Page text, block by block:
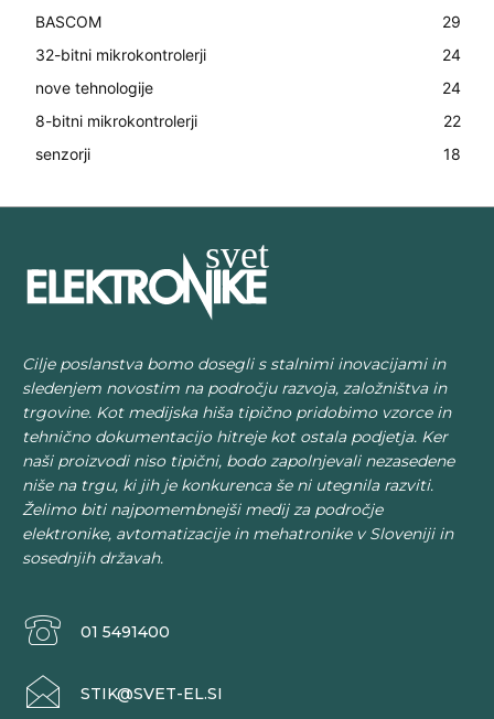
BASCOM
29
32-bitni mikrokontrolerji
24
nove tehnologije
24
8-bitni mikrokontrolerji
22
senzorji
18
Cilje poslanstva bomo dosegli s stalnimi inovacijami in
sledenjem novostim na področju razvoja, založništva in
trgovine. Kot medijska hiša tipično pridobimo vzorce in
tehnično dokumentacijo hitreje kot ostala podjetja. Ker
naši proizvodi niso tipični, bodo zapolnjevali nezasedene
niše na trgu, ki jih je konkurenca še ni utegnila razviti.
Želimo biti najpomembnejši medij za področje
elektronike, avtomatizacije in mehatronike v Sloveniji in
sosednjih državah.
01 5491400
STIK@SVET-EL.SI